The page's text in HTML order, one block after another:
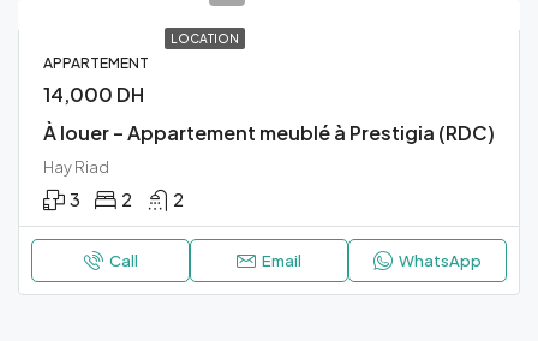
LOCATION
APPARTEMENT
14,000 DH
À louer – Appartement meublé à Prestigia (RDC)
Hay Riad
3 2 2
Call Email WhatsApp